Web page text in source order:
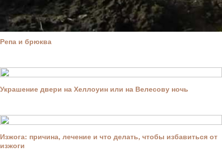
Репа и брюква
Украшение двери на Хеллоуин или на Велесову ночь
Изжога: причина, лечение и что делать, чтобы избавиться от
изжоги